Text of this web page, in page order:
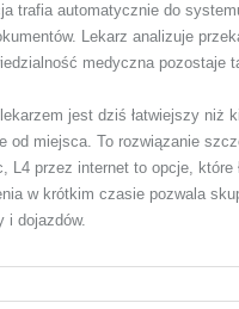
trafia automatycznie do
Lekarz analizuje
medyczna pozostaje
jest dziś łatwiejszy niż
od miejsca. To rozwiązanie
L4 przez internet to opcje,
w krótkim czasie pozwala
i dojazdów.